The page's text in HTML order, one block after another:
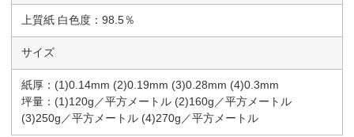
上質紙 白色度：98.5％
サイズ
紙厚：(1)0.14mm (2)0.19mm (3)0.28mm (4)0.3mm
坪量：(1)120g／平方メートル (2)160g／平方メートル
(3)250g／平方メートル (4)270g／平方メートル